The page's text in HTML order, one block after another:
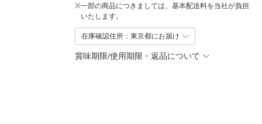
※一部の商品につきましては、基本配送料を当社が負担
いたします。
在庫確認住所：東京都にお届け
賞味期限/使用期限・返品について